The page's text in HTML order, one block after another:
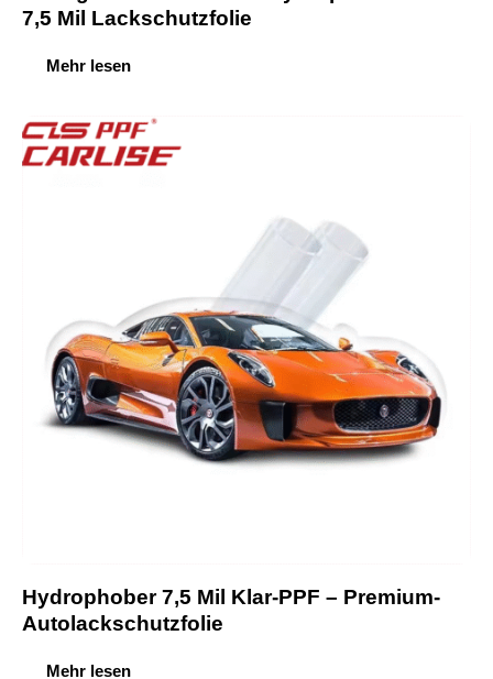
7,5 Mil Lackschutzfolie
Mehr lesen
Hydrophober 7,5 Mil Klar-PPF – Premium-
Autolackschutzfolie
Mehr lesen